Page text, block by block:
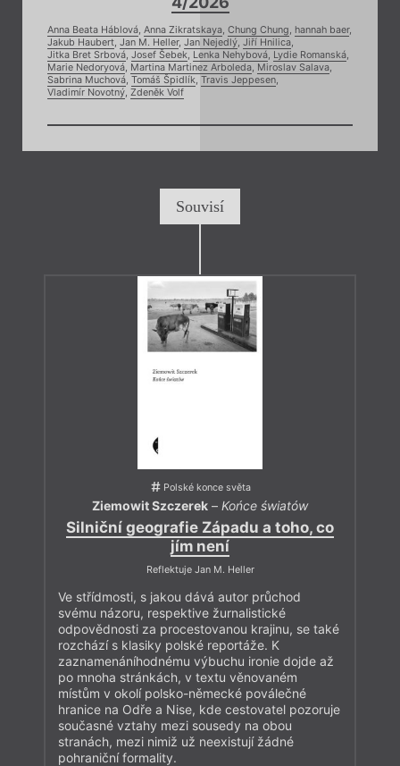
Anna Beata Háblová, Anna Zikratskaya, Chung Chung, hannah baer,
Jakub Haubert, Jan M. Heller, Jan Nejedlý, Jiří Hnilica,
Jitka Bret Srbová, Josef Šebek, Lenka Nehybová, Lydie Romanská,
Marie Nedoryová, Martina Martinez Arboleda, Miroslav Salava,
Sabrina Muchová, Tomáš Špidlík, Travis Jeppesen,
Vladimír Novotný, Zdeněk Volf
Souvisí
Polské konce světa
Ziemowit Szczerek – Końce światów
Silniční geografie Západu a toho, co
jím není
Reflektuje Jan M. Heller
Ve střídmosti, s jakou dává autor průchod
svému názoru, respektive žurnalistické
odpovědnosti za procestovanou krajinu, se také
rozchází s klasiky polské reportáže. K
zaznamenáníhodnému výbuchu ironie dojde až
po mnoha stránkách, v textu věnovaném
místům v okolí polsko-německé poválečné
hranice na Odře a Nise, kde cestovatel pozoruje
současné vztahy mezi sousedy na obou
stranách, mezi nimiž už neexistují žádné
pohraniční formality.